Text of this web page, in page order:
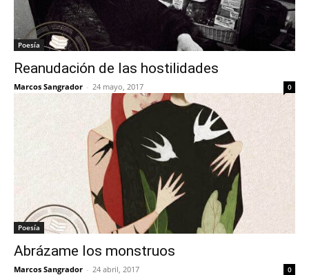
Poesía
Reanudación de las hostilidades
Marcos Sangrador - 24 mayo, 2017 0
Poesía
Abrázame los monstruos
Marcos Sangrador - 24 abril, 2017 0